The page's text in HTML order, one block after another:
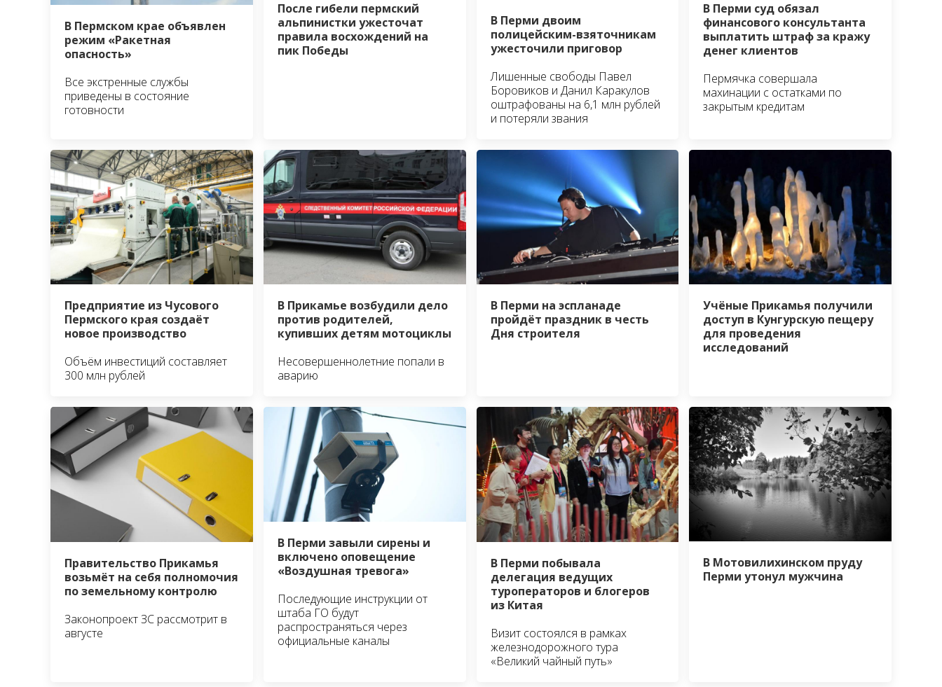
В Пермском крае объявлен
режим «Ракетная
опасность»
Все экстренные службы
приведены в состояние
готовности
После гибели пермский
альпинистки ужесточат
правила восхождений на
пик Победы
В Перми двоим
полицейским-взяточникам
ужесточили приговор
Лишенные свободы Павел
Боровиков и Данил Каракулов
оштрафованы на 6,1 млн рублей
и потеряли звания
В Перми суд обязал
финансового консультанта
выплатить штраф за кражу
денег клиентов
Пермячка совершала
махинации с остатками по
закрытым кредитам
Предприятие из Чусового
Пермского края создаёт
новое производство
Объём инвестиций составляет
300 млн рублей
В Прикамье возбудили дело
против родителей,
купивших детям мотоциклы
Несовершеннолетние попали в
аварию
В Перми на эспланаде
пройдёт праздник в честь
Дня строителя
Учёные Прикамья получили
доступ в Кунгурскую пещеру
для проведения
исследований
Правительство Прикамья
возьмёт на себя полномочия
по земельному контролю
Законопроект ЗС рассмотрит в
августе
В Перми завыли сирены и
включено оповещение
«Воздушная тревога»
Последующие инструкции от
штаба ГО будут
распространяться через
официальные каналы
В Перми побывала
делегация ведущих
туроператоров и блогеров
из Китая
Визит состоялся в рамках
железнодорожного тура
«Великий чайный путь»
В Мотовилихинском пруду
Перми утонул мужчина